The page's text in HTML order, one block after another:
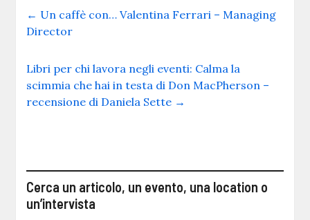
← Un caffè con… Valentina Ferrari – Managing
Director
Libri per chi lavora negli eventi: Calma la
scimmia che hai in testa di Don MacPherson –
recensione di Daniela Sette →
Cerca un articolo, un evento, una location o
un’intervista